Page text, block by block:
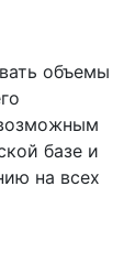
объемы
базе и
на всех